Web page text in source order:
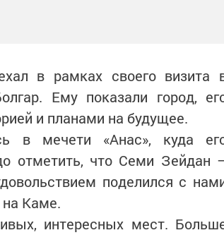
в рамках своего визита
Ему показали город,
и планами на будущее.
в мечети «Анас», куда
отметить, что Семи Зейдан
поделился с
на Каме.
интересных мест.